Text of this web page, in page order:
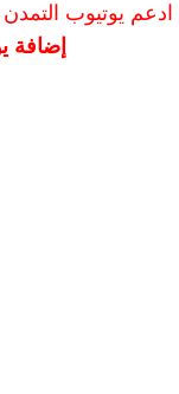
ادعم يوتيوب التمدن
إضافة